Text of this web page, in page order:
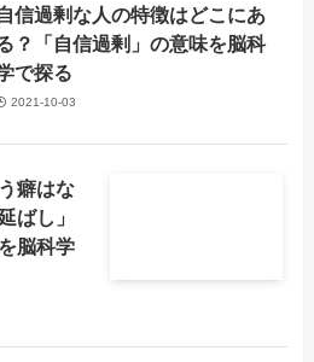
信過剰な人の特徴はどこにあ
？「自信過剰」の意味を脳科
で探る
2021-10-03
癖はな
ばし」
脳科学